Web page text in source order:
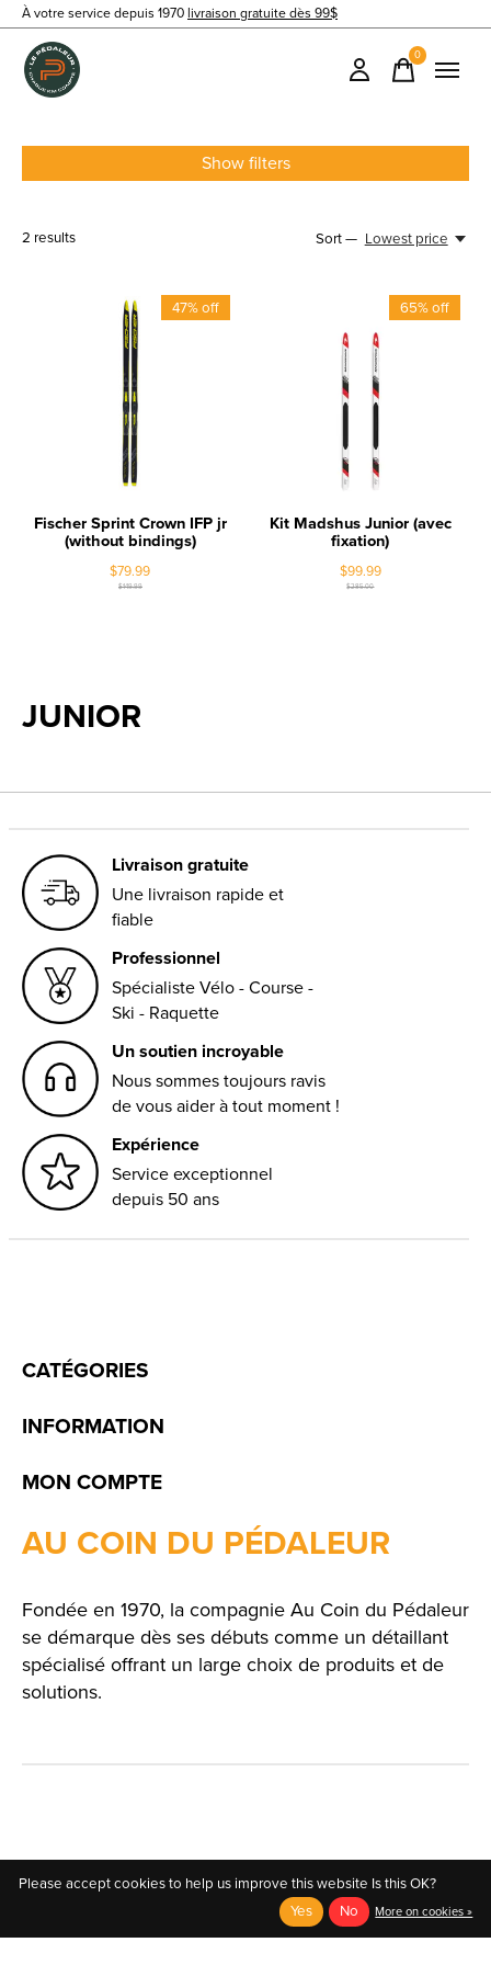
À votre service depuis 1970 livraison gratuite dès 99$
0items
Show filters
2 results Sort — Lowest price
47% off
Fischer Sprint Crown IFP jr
(without bindings)
$79.99
$149.99
65% off
Kit Madshus Junior (avec
fixation)
$99.99
$285.00
JUNIOR
Livraison gratuite
Une livraison rapide et
fiable
Professionnel
Spécialiste Vélo - Course -
Ski - Raquette
Un soutien incroyable
Nous sommes toujours ravis
de vous aider à tout moment !
Expérience
Service exceptionnel
depuis 50 ans
CATÉGORIES
INFORMATION
MON COMPTE
AU COIN DU PÉDALEUR
Fondée en 1970, la compagnie Au Coin du Pédaleur
se démarque dès ses débuts comme un détaillant
spécialisé offrant un large choix de produits et de
solutions.
English
Please accept cookies to help us improve this website Is this OK?
Yes
No More on cookies »